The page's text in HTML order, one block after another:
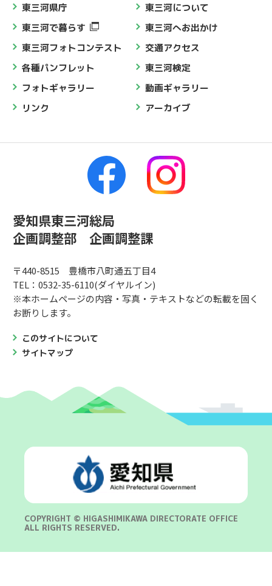
東三河県庁
東三河について
東三河で暮らす
東三河へお出かけ
東三河フォトコンテスト
交通アクセス
各種パンフレット
東三河検定
フォトギャラリー
動画ギャラリー
リンク
アーカイブ
愛知県東三河総局
企画調整部 企画調整課
〒440-8515 豊橋市八町通五丁目4
TEL：0532-35-6110(ダイヤルイン)
※本ホームページの内容・写真・テキストなどの転載を固く
お断りします。
このサイトについて
サイトマップ
COPYRIGHT © HIGASHIMIKAWA DIRECTORATE OFFICE
ALL RIGHTS RESERVED.